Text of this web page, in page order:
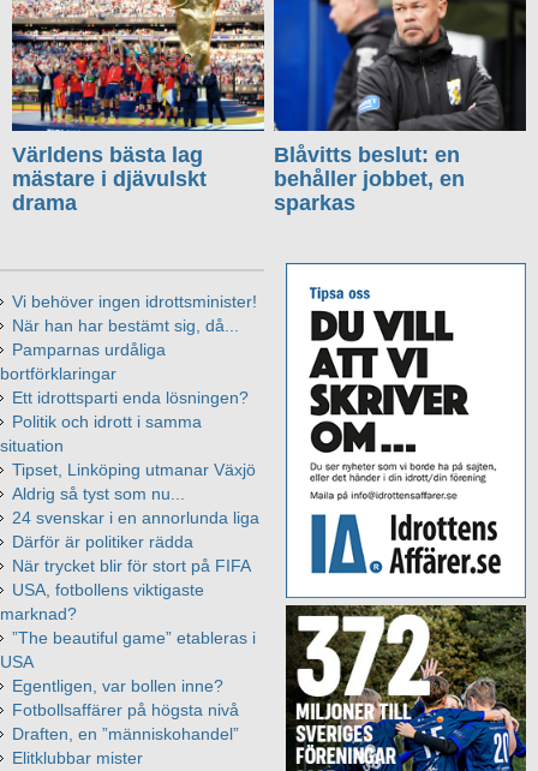
Världens bästa lag
mästare i djävulskt
drama
Blåvitts beslut: en
behåller jobbet, en
sparkas
Vi behöver ingen idrottsminister!
När han har bestämt sig, då...
Pamparnas urdåliga
bortförklaringar
Ett idrottsparti enda lösningen?
Politik och idrott i samma
situation
Tipset, Linköping utmanar Växjö
Aldrig så tyst som nu...
24 svenskar i en annorlunda liga
Därför är politiker rädda
När trycket blir för stort på FIFA
USA, fotbollens viktigaste
marknad?
”The beautiful game” etableras i
USA
Egentligen, var bollen inne?
Fotbollsaffärer på högsta nivå
Draften, en ”människohandel”
Elitklubbar mister